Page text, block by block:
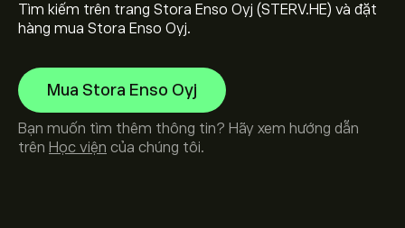
Tìm kiếm trên trang Stora Enso Oyj (STERV.HE) và đặt
hàng mua Stora Enso Oyj.
Mua Stora Enso Oyj
Bạn muốn tìm thêm thông tin? Hãy xem hướng dẫn
trên Học viện của chúng tôi.